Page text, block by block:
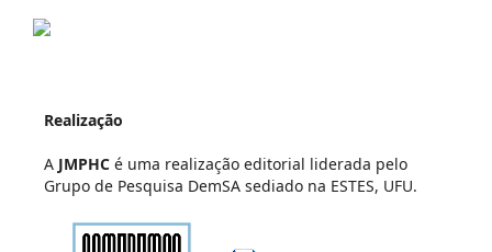
Realização
A JMPHCé uma realização editorial liderada pelo
Grupo de Pesquisa DemSA sediado na ESTES, UFU.